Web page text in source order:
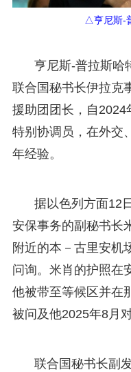
△亨尼斯-
亨尼斯-普拉斯哈
联合国秘书长伊拉克
援助团团长，自2024
特别协调员，在外交
年经验。
据以色列方面12
安保事务的副秘书长
附近的本－古里安机
问询。米肖的护照在
他被带至等候区并在
被问及他2025年8月
联合国秘书长副